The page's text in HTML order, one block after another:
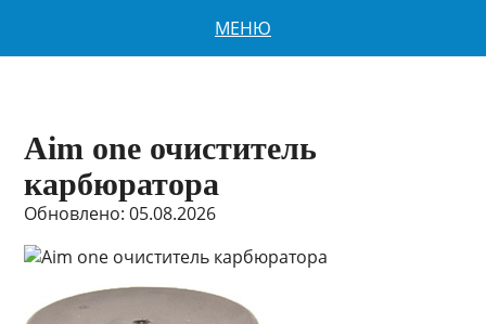
МЕНЮ
Aim one очиститель
карбюратора
Обновлено: 05.08.2026